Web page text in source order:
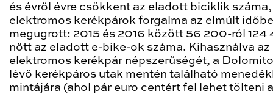
és évről évre csökkent az eladott biciklik száma,
elektromos kerékpárok forgalma az elmúlt
megugrott: 2015 és 2016 között 56 200-ról 124
nőtt az eladott e-bike-ok száma. Kihasználva az
elektromos kerékpár népszerűségét, a
lévő kerékpáros utak mentén található
mintájára (ahol pár euro centért fel lehet tölteni a